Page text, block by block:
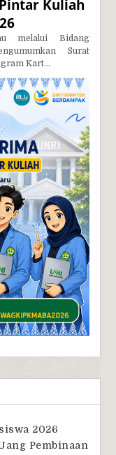
Kuliah
Bidang
Surat
Kart...
2026
Pembinaan